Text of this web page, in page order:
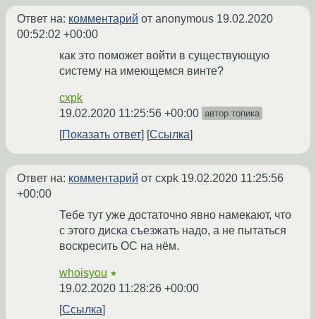
Ответ на: комментарий от anonymous 19.02.2020
00:52:02 +00:00
как это поможет войти в существующую
систему на имеющемся винте?
cxpk
19.02.2020 11:25:56 +00:00 автор топика
Показать ответ Ссылка
Ответ на: комментарий от cxpk 19.02.2020 11:25:56
+00:00
Тебе тут уже достаточно явно намекают, что
с этого диска съезжать надо, а не пытаться
воскресить ОС на нём.
whoisyou ★
19.02.2020 11:28:26 +00:00
Ссылка